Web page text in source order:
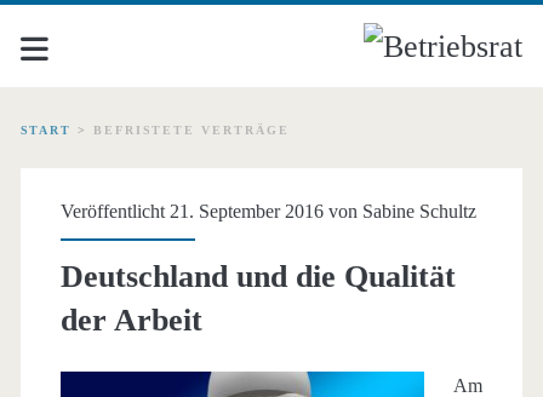
START > BEFRISTETE VERTRÄGE
Schlagwort:
<span>befristete
Verträge</span>
Veröffentlicht 21. September 2016 von Sabine Schultz
Deutschland und die Qualität
der Arbeit
Am